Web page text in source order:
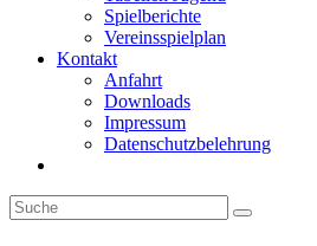
Spielberichte
Vereinsspielplan
Kontakt
Anfahrt
Downloads
Impressum
Datenschutzbelehrung
search